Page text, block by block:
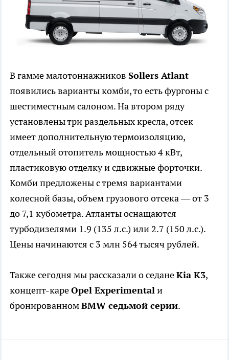
В гамме малотоннажников Sollers Atlant
появились варианты комби, то есть фургоны с
шестиместным салоном. На втором ряду
установлены три раздельных кресла, отсек
имеет дополнительную термоизоляцию,
отдельный отопитель мощностью 4 кВт,
пластиковую отделку и сдвижные форточки.
Комби предложены с тремя вариантами
колесной базы, объем грузового отсека — от 3
до 7,1 кубометра. Атланты оснащаются
турбодизелями 1.9 (135 л.с.) или 2.7 (150 л.с.).
Цены начинаются с 3 млн 564 тысяч рублей.
Также сегодня мы рассказали о седанеKia K3,
концепт-кареOpel Experimentalи
бронированномBMW седьмой серии.